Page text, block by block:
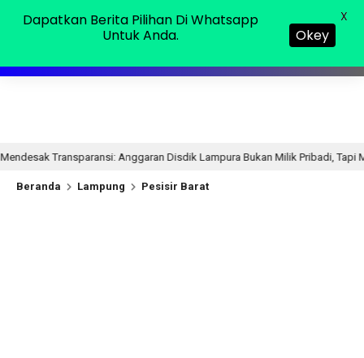
Disdik Lampura Bukan Milik Pribadi, Tapi Milik Publik 15
Beranda Lampung Pesisir Barat
Dapatkan Berita Pilihan Di Whatsapp
Untuk Anda.
Okey
X